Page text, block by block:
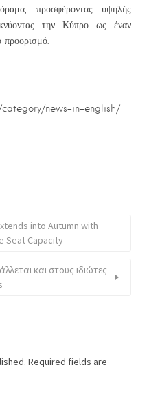
προσφέροντας υψηλής
την Κύπρο ως έναν
προορισμό.
category/news-in-english/
into Autumn with
Seat Capacity
και στους ιδιώτες
Required fields are